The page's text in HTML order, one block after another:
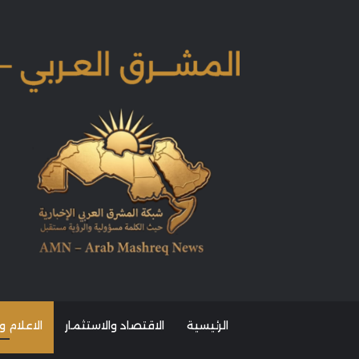
الرئيسية الاقتصاد والاستثمار الاعلام